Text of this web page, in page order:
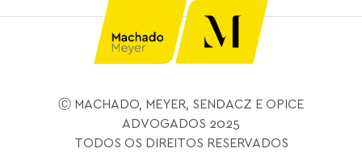
Ⓒ MACHADO, MEYER, SENDACZ E OPICE
ADVOGADOS 2025
TODOS OS DIREITOS RESERVADOS